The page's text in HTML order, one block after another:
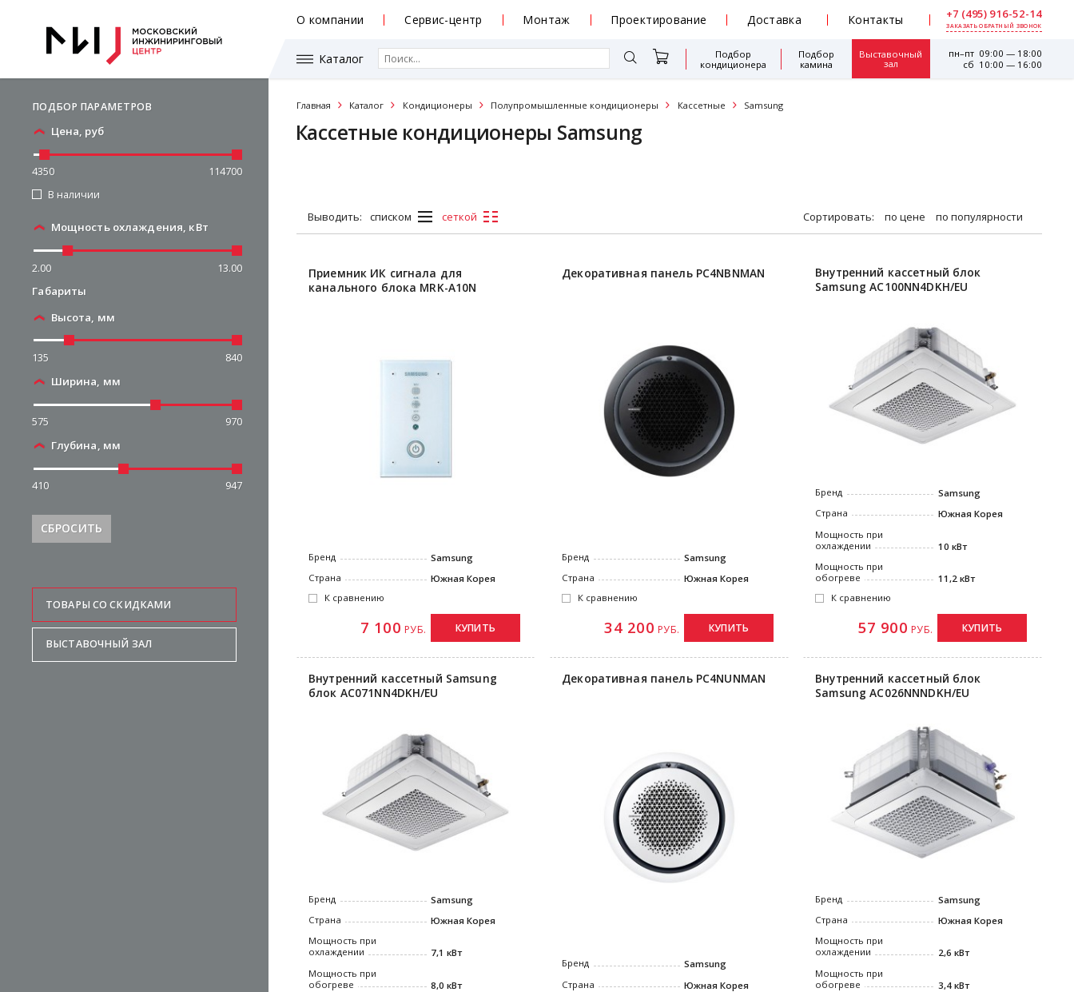
О компании Сервис-центр Монтаж Проектирование Доставка Контакты +7 (495) 916-52-14
ЗАКАЗАТЬ ОБРАТНЫЙ ЗВОНОК
Каталог
Подбор
кондиционера
Подбор
камина
Выставочный
зал
пн–пт 09:00 — 18:00
сб 10:00 — 16:00
ПОДБОР ПАРАМЕТРОВ
Цена, руб
4350
114700
В наличии
Мощность охлаждения, кВт
2.00 13.00
Габариты
Высота, мм
135 840
Ширина, мм
575 970
Глубина, мм
410 947
СБРОСИТЬ
ТОВАРЫ СО СКИДКАМИ
ВЫСТАВОЧНЫЙ ЗАЛ
Главная Каталог Кондиционеры Полупромышленные кондиционеры Кассетные Samsung
Кассетные кондиционеры Samsung
Выводить: списком сеткой Сортировать: по цене по популярности
Приемник ИК сигнала для
канального блока MRK-A10N
Бренд
Samsung
Страна
Южная Корея
К сравнению
7 100 РУБ. КУПИТЬ
Декоративная панель PC4NBNMAN
Бренд
Samsung
Страна
Южная Корея
К сравнению
34 200 РУБ. КУПИТЬ
Внутренний кассетный блок
Samsung AC100NN4DKH/EU
Бренд
Samsung
Страна
Южная Корея
Мощность при
охлаждении
10 кВт
Мощность при
обогреве
11,2 кВт
К сравнению
57 900 РУБ. КУПИТЬ
Внутренний кассетный Samsung
блок AC071NN4DKH/EU
Бренд
Samsung
Страна
Южная Корея
Мощность при
охлаждении
7,1 кВт
Мощность при
обогреве
8,0 кВт
Декоративная панель PC4NUNMAN
Бренд
Samsung
Страна
Южная Корея
Внутренний кассетный блок
Samsung AC026NNNDKH/EU
Бренд
Samsung
Страна
Южная Корея
Мощность при
охлаждении
2,6 кВт
Мощность при
обогреве
3,4 кВт